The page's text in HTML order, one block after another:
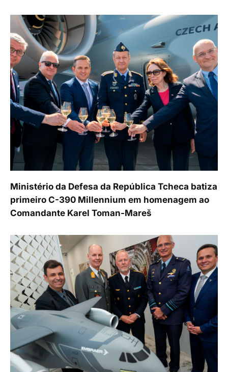
Ministério da Defesa da República Tcheca batiza
primeiro C-390 Millennium em homenagem ao
Comandante Karel Toman-Mareš